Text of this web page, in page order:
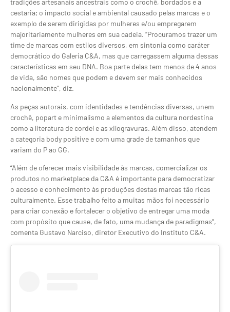
tradições artesanais ancestrais como o crochê, bordados e a
cestaria; o impacto social e ambiental causado pelas marcas e o
exemplo de serem dirigidas por mulheres e/ou empregarem
majoritariamente mulheres em sua cadeia. “Procuramos trazer um
time de marcas com estilos diversos, em sintonia como caráter
democrático do Galeria C&A, mas que carregassem alguma dessas
características em seu DNA. Boa parte delas tem menos de 4 anos
de vida, são nomes que podem e devem ser mais conhecidos
nacionalmente”, diz.
As peças autorais, com identidades e tendências diversas, unem
crochê, popart e minimalismo a elementos da cultura nordestina
como a literatura de cordel e as xilogravuras. Além disso, atendem
a categoria body positive e com uma grade de tamanhos que
variam do P ao GG.
“Além de oferecer mais visibilidade às marcas, comercializar os
produtos no marketplace da C&A é importante para democratizar
o acesso e conhecimento às produções destas marcas tão ricas
culturalmente. Esse trabalho feito a muitas mãos foi necessário
para criar conexão e fortalecer o objetivo de entregar uma moda
com propósito que cause, de fato, uma mudança de paradigmas”,
comenta Gustavo Narciso, diretor Executivo do Instituto C&A.